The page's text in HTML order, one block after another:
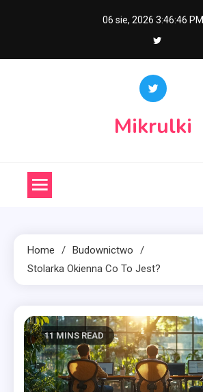
06 sie, 2026 3:46:46 PM
Mikrulki
Home
Budownictwo
Stolarka Okienna Co To Jest?
11 MINS READ